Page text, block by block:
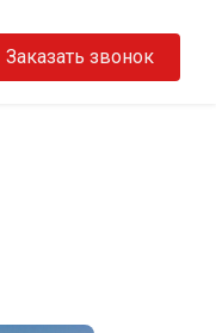
Заказать звонок